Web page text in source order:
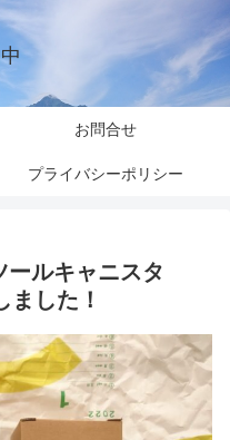
お問合せ
プライバシーポリシー
ルキャニスタ
ました！